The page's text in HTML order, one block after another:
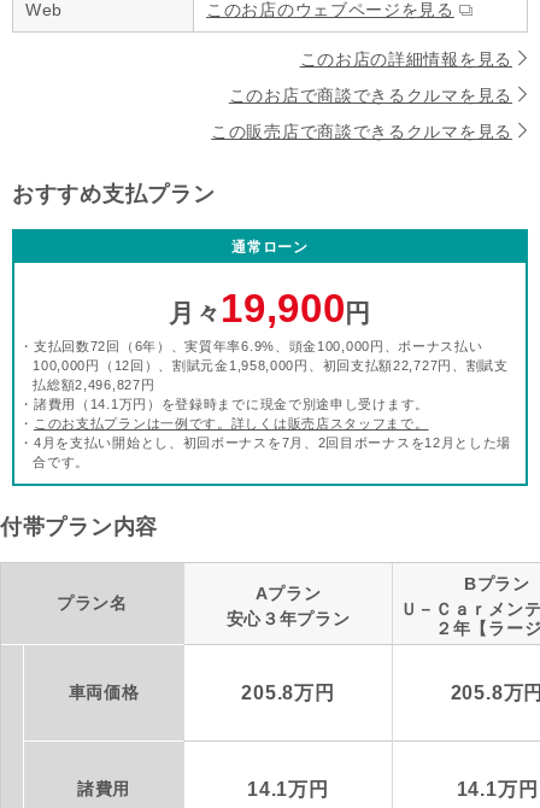
Web このお店のウェブページを見る
このお店の詳細情報を見る
このお店で商談できるクルマを見る
この販売店で商談できるクルマを見る
おすすめ支払プラン
通常ローン
月々 19,900 円
・支払回数72回（6年）、実質年率6.9%、頭金100,000円、ボーナス払い
100,000円（12回）、割賦元金1,958,000円、初回支払額22,727円、割賦支
払総額2,496,827円
・諸費用（14.1万円）を登録時までに現金で別途申し受けます。
・ このお支払プランは一例です。詳しくは販売店スタッフまで。
・4月を支払い開始とし、初回ボーナスを7月、2回目ボーナスを12月とした場
合です。
付帯プラン内容
プラン名
Aプラン
安心３年プラン
Bプラン
Ｕ－Ｃａｒメン
２年【ラー
車両価格 205.8万円 205.8万
諸費用 14.1万円 14.1万円